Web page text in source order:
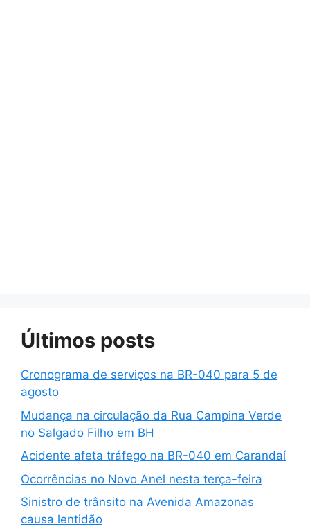
Últimos posts
Cronograma de serviços na BR-040 para 5 de
agosto
Mudança na circulação da Rua Campina Verde
no Salgado Filho em BH
Acidente afeta tráfego na BR-040 em Carandaí
Ocorrências no Novo Anel nesta terça-feira
Sinistro de trânsito na Avenida Amazonas
causa lentidão